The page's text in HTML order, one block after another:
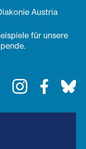
Austria
für unsere
Instagram